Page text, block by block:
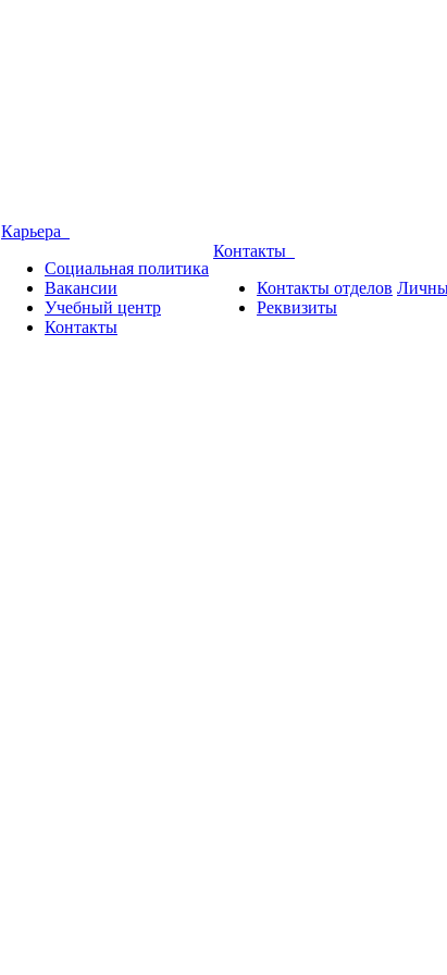
Карьера
Социальная политика
Вакансии
Учебный центр
Контакты
Контакты
Контакты отделов
Реквизиты